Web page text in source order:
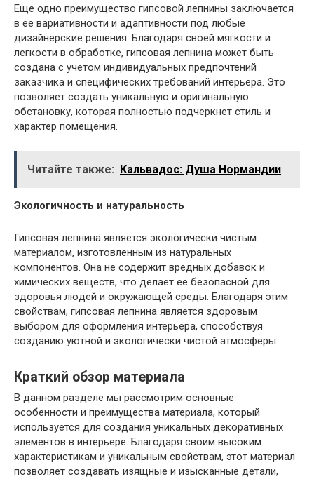
Еще одно преимущество гипсовой лепнины заключается
в ее вариативности и адаптивности под любые
дизайнерские решения. Благодаря своей мягкости и
легкости в обработке, гипсовая лепнина может быть
создана с учетом индивидуальных предпочтений
заказчика и специфических требований интерьера. Это
позволяет создать уникальную и оригинальную
обстановку, которая полностью подчеркнет стиль и
характер помещения.
Читайте также: Кальвадос: Душа Нормандии
Экологичность и натуральность
Гипсовая лепнина является экологически чистым
материалом, изготовленным из натуральных
компонентов. Она не содержит вредных добавок и
химических веществ, что делает ее безопасной для
здоровья людей и окружающей среды. Благодаря этим
свойствам, гипсовая лепнина является здоровым
выбором для оформления интерьера, способствуя
созданию уютной и экологически чистой атмосферы.
Краткий обзор материала
В данном разделе мы рассмотрим основные
особенности и преимущества материала, который
используется для создания уникальных декоративных
элементов в интерьере. Благодаря своим высоким
характеристикам и уникальным свойствам, этот материал
позволяет создавать изящные и изысканные детали,